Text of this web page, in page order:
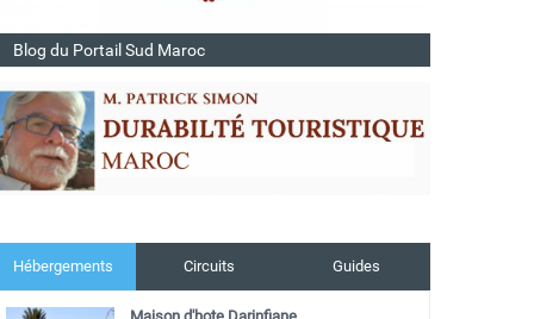
Blog du Portail Sud Maroc
Hébergements Circuits Guides